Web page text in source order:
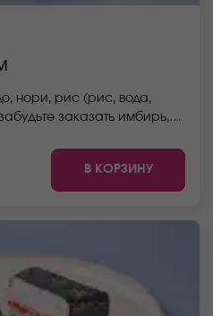
нори, рис (рис, вода,
заказать имбирь,
может отличаться от
В КОРЗИНУ